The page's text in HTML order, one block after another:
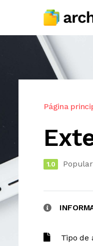
Página
1.0
Tipo de